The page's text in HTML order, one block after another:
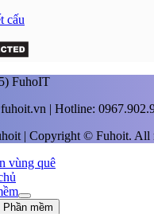
cấu
FuhoIT
| Hotline:
| Copyright © Fuhoit. All
vùng quê
Phần mềm